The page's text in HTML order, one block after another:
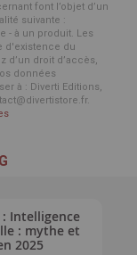
font l’objet d’un
suivante :
- à un produit. Les
d'existence du
d’un droit d’accès,
données
à : Diverti Editions,
: Intelligence
: mythe et
2025